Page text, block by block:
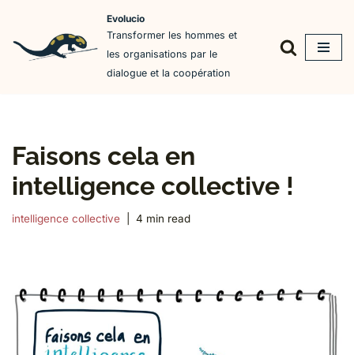
Aller
Evolucio
Transformer les hommes et
les organisations par le
dialogue et la coopération
Faisons cela en
intelligence collective !
intelligence collective 4 min read